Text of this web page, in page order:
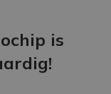
is